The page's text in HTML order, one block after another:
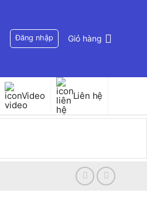
Đăng nhập Giỏ hàng
Video Liên hệ